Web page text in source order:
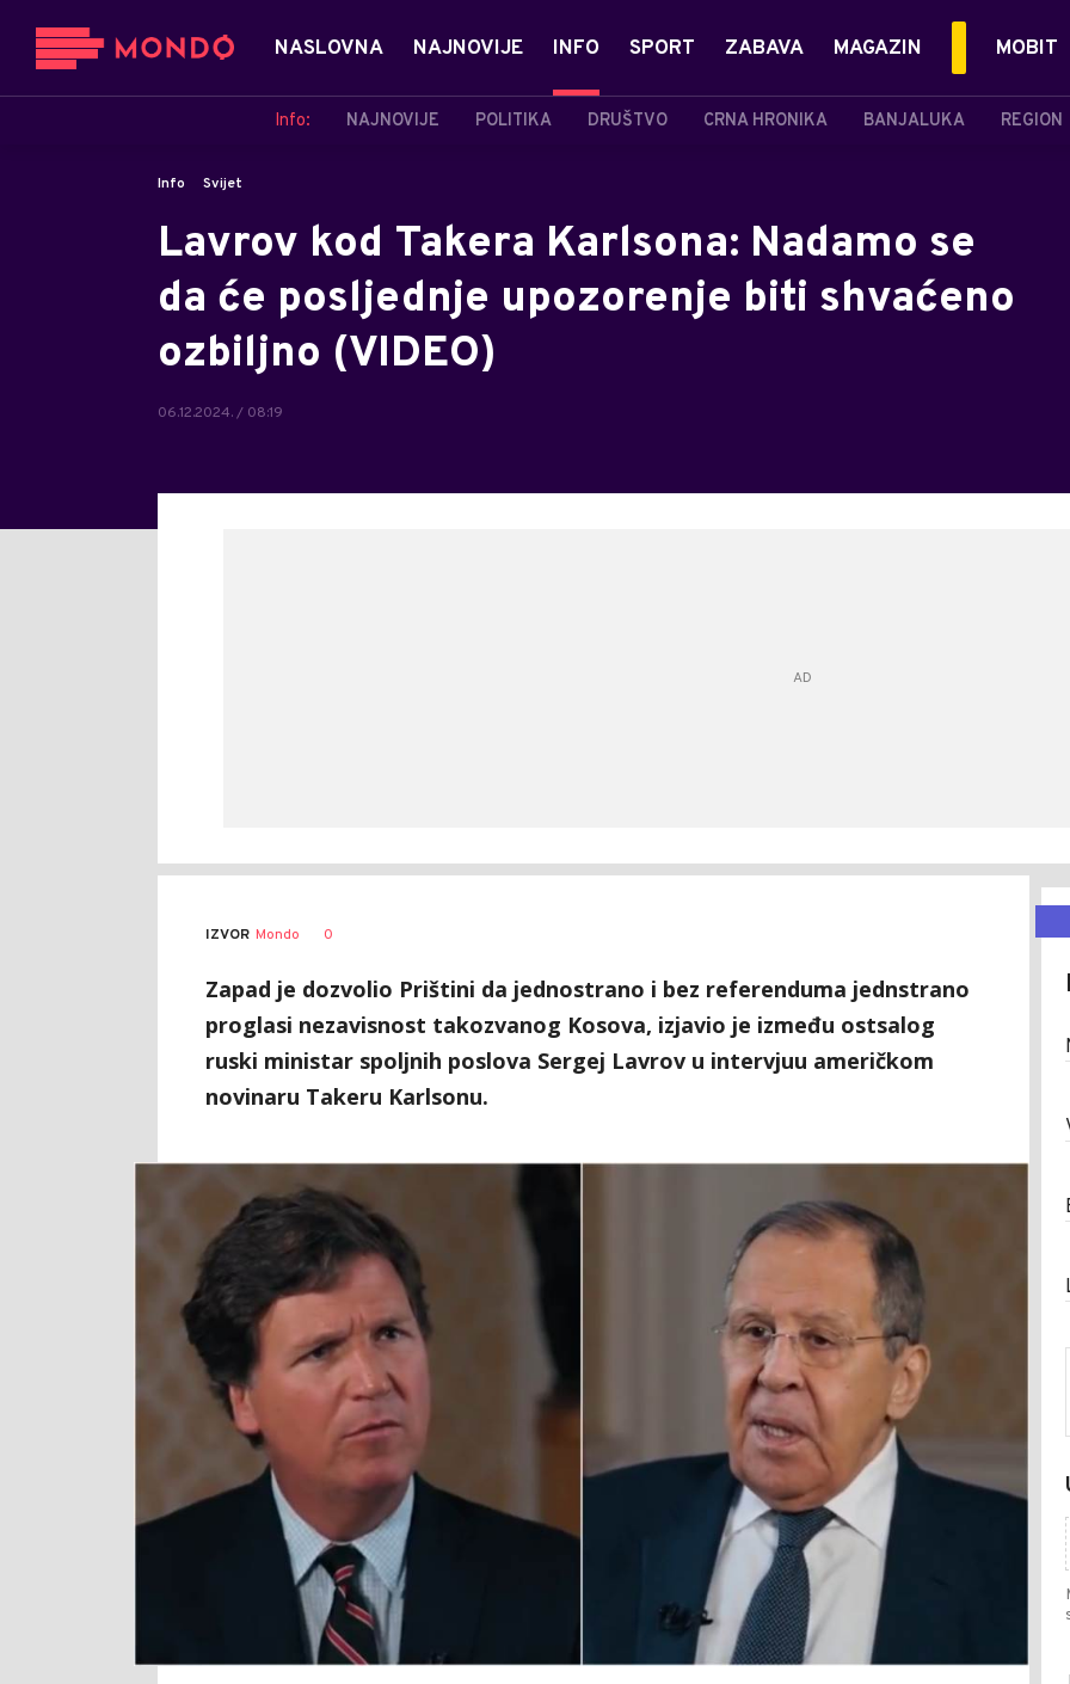
NASLOVNA NAJNOVIJE INFO
Info: NAJNOVIJE POLITIKA DRUŠTVO CRNA HRONIKA BANJALUKA REGION
SPORT ZABAVA MAGAZIN MOBIT
Info Svijet
Lavrov kod Takera Karlsona: Nadamo se
da će posljednje upozorenje biti shvaćeno
ozbiljno (VIDEO)
06.12.2024. / 08:19
IZVOR Mondo 0
Zapad je dozvolio Prištini da jednostrano i bez referenduma jednstrano
proglasi nezavisnost takozvanog Kosova, izjavio je između ostsalog
ruski ministar spoljnih poslova Sergej Lavrov u intervjuu američkom
novinaru Takeru Karlsonu.